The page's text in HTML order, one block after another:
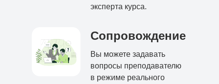
эксперта курса.
Сопровождение
Вы можете задавать
вопросы преподавателю
в режиме реального